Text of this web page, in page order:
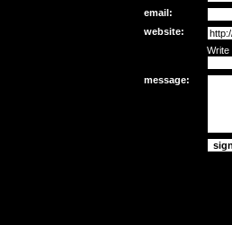
email:
website:
Write
message: